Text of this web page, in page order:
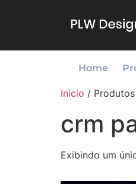
Home
Início /
crm
Exibindo um